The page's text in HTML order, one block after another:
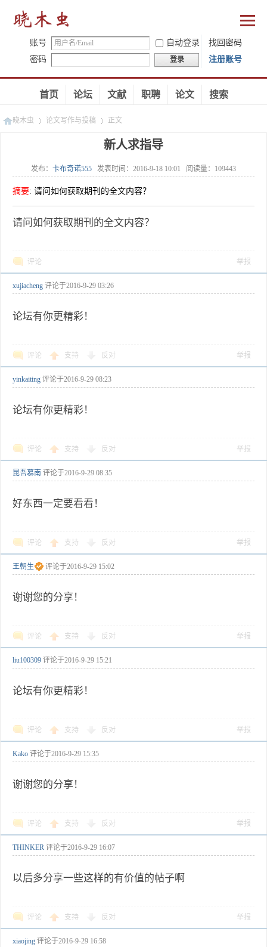
账号 自动登录
找回密码
密码
登录 注册账号
首页 论坛 文献 职聘 论文 搜索
晓木虫
»
论文写作与投稿
»
正文
新人求指导
发布： 卡布奇诺555 发表时间： 2016-9-18 10:01 阅读量： 109443
摘要: 请问如何获取期刊的全文内容？
请问如何获取期刊的全文内容？
评论 举报
xujiacheng 评论于2016-9-29 03:26
论坛有你更精彩！
评论 支持 反对 举报
yinkaiting 评论于2016-9-29 08:23
论坛有你更精彩！
评论 支持 反对 举报
昆吾慕南 评论于2016-9-29 08:35
好东西一定要看看！
评论 支持 反对 举报
王朝生 评论于2016-9-29 15:02
谢谢您的分享！
评论 支持 反对 举报
liu100309 评论于2016-9-29 15:21
论坛有你更精彩！
评论 支持 反对 举报
Kako 评论于2016-9-29 15:35
谢谢您的分享！
评论 支持 反对 举报
THINKER 评论于2016-9-29 16:07
以后多分享一些这样的有价值的帖子啊
评论 支持 反对 举报
xiaojing 评论于2016-9-29 16:58